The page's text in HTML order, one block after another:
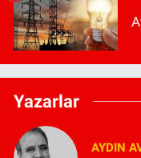
Yazarlar
AYDIN